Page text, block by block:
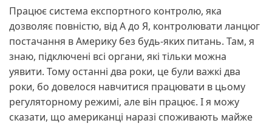
Працює система експортного контролю, яка
дозволяє повністю, від А до Я, контролювати ланцюг
постачання в Америку без будь-яких питань. Там, я
знаю, підключені всі органи, які тільки можна
уявити. Тому останні два роки, це були важкі два
роки, бо довелося навчитися працювати в цьому
регуляторному режимі, але він працює. І я можу
сказати, що американці наразі споживають майже